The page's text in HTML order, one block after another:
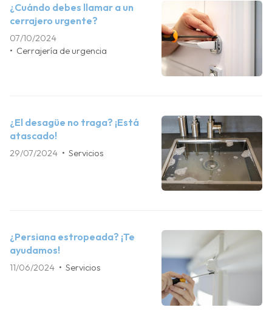
¿Cuándo debes llamar a un
cerrajero urgente?
07/10/2024
Cerrajería de urgencia
¿El desagüe no traga? ¡Está
atascado!
29/07/2024 Servicios
¿Persiana estropeada? ¡Te
ayudamos!
11/06/2024 Servicios